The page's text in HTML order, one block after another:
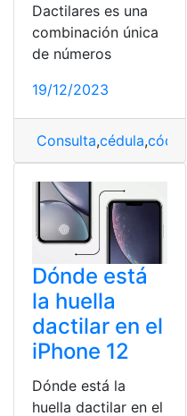
Dactilares es una
combinación única
de números
19/12/2023
Consulta,cédula,código
Dónde está
la huella
dactilar en el
iPhone 12
Dónde está la
huella dactilar en el